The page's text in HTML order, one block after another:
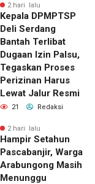
2 hari lalu
Kepala DPMPTSP
Deli Serdang
Bantah Terlibat
Dugaan Izin Palsu,
Tegaskan Proses
Perizinan Harus
Lewat Jalur Resmi
21 Redaksi
2 hari lalu
Hampir Setahun
Pascabanjir, Warga
Arabungong Masih
Menunggu